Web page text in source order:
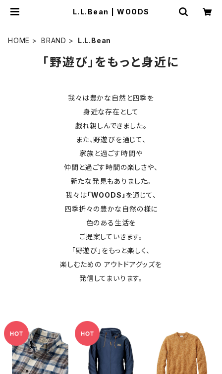
L.L.Bean | WOODS
HOME BRAND L.L.Bean
「野遊び」をもっと身近に
我々は豊かな自然と四季を
身近な存在として
戯れ親しんできました。
また、野遊びを通じて、
家族と過ごす時間や
仲間と過ごす時間の楽しさや、
新たな発見もありました。
我々は「WOODS」 を通じて、
四季折々の豊かな自然の様に
色のある生活を
ご提案していきます。
「野遊び」をもっと楽しく、
楽しむための アウトドアグッズを
発信してまいります。